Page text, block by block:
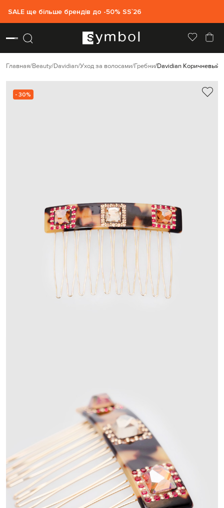
SALE ще більше брендів до -50% SS`26
Главная Beauty Davidian Уход за волосами Гребни Davidian Коричневый
- 30%